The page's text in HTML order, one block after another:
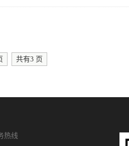
共有3页
热线